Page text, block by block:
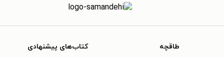
طاقچه کتاب‌های پیشنهادی